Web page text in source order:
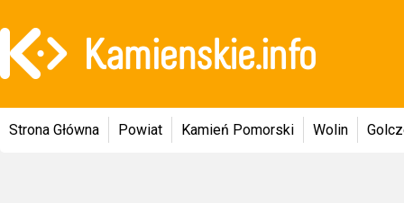
Strona Główna Powiat Kamień Pomorski Wolin